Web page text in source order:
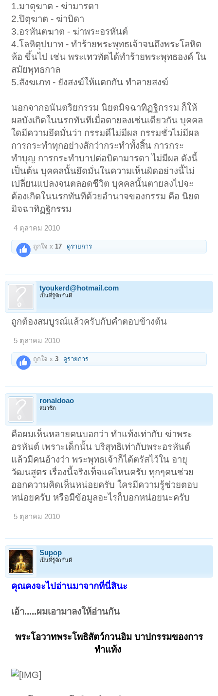
1.มาตุฆาต - ฆ่ามารดา
2.ปิตุฆาต - ฆ่าบิดา
3.อรหันตฆาต - ฆ่าพระอรหันต์
4.โลหิตุปบาท - ทำร้ายพระพุทธเจ้าจนถึงพระโลหิต
ห้อ ขึ้นไป เช่น พระเทวทัตได้ทำร้ายพระพุทธองค์ ใน
สมัยพุทธกาล
5.สังฆเภท - ยังสงฆ์ให้แตกกัน ทำลายสงฆ์
นอกจากอนันตริยกรรม นิยตมิจฉาทิฏฐิกรรม ก็ให้
ผลบังเกิดในนรกทันทีเมื่อตายลงเช่นเดียวกัน บุคคล
ใดมีความยึดมั่นว่า กรรมดีไม่มีผล กรรมชั่วไม่มีผล
การกระทำทุกอย่างสักว่ากระทำทั้งสิ้น การกระ
ทำบุญ การกระทำบาปต่อบิดามารดา ไม่มีผล ดังนี้
เป็นต้น บุคคลนั้นยึดมั่นในความเห็นผิดอย่างนี้ไม่
เปลี่ยนแปลงจนตลอดชีวิต บุคคลนั้นตายลงไปจะ
ต้องเกิดในนรกทันทีด้วยอำนาจของกรรม คือ นิยต
มิจฉาทิฏฐิกรรม
4 ตุลาคม 2010
ถูกใจ x 17 ดูรายการ
tyoukerd@hotmail.com
เป็นที่รู้จักกันดี
ถูกต้องสมบูรณ์แล้วครับกับคำตอบข้างต้น
5 ตุลาคม 2010
ถูกใจ x3 ดูรายการ
ronaldoao
สมาชิก
คือผมเห็นหลายคนบอกว่า ทำแท้งเท่ากับ ฆ่าพระ
อรหันต์ เพราะเด็กนั้น บริสุทธิเท่ากับพระอรหันต์
แล้วมีคนอ้างว่า พระพุทธเจ้าก็ได้ตรัสไว้ใน อายุ
วัฒนสูตร เรื่องนี้จริงเท็จแค่ไหนครับ ทุกๆคนช่วย
ออกความคิดเห็นหน่อยครับ ใครมีความรู้ช่วยตอบ
หน่อยครับ หรือมีข้อมูลอะไรก็บอกหน่อยนะครับ
5 ตุลาคม 2010
Supop
เป็นที่รู้จักกันดี
คุณคงจะไปอ่านมาจากที่นี่สินะ
เอ้า.....ผมเอามาลงให้อ่านกัน
พระโอวาทพระโพธิสัตว์กวนอิม บาปกรรมของการ
ทำแท้ง